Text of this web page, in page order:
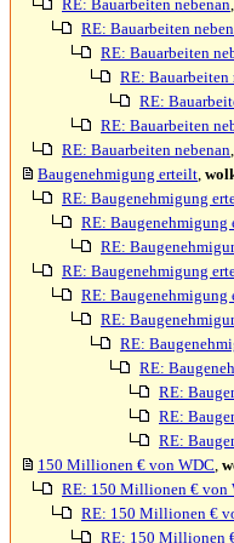
RE: Bauarbeiten nebenan,
RE: Bauarbeiten
RE: Bauarbeiten
RE: Bauarbeiten
RE:
RE: Bauarbeiten
RE: Bauarbeiten nebenan,
Baugenehmigung erteilt,
RE: Baugenehmigung
RE: Baugenehmigung
RE:
RE: Baugenehmigung
RE: Baugenehmigung
RE:
RE:
RE:
RE:
RE:
RE:
150 Millionen € von WDC,
RE: 150 Millionen € von
RE: 150 Millionen €
RE: 150 Millionen